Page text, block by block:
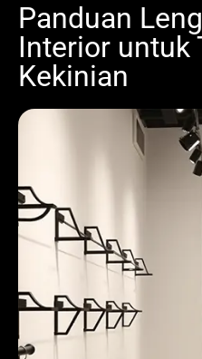
Panduan
Interior untuk
Kekinian